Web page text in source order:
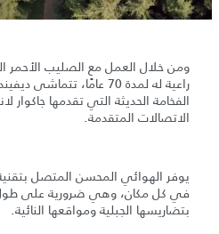
ومن خلال العمل مع الصليب الأحمر
الفخامة الحديثة التي تقدمها جاكوار
الاتصالات المتقدمة.
في كل مكان، وهي ضرورية على طول
بتضاريسها الجبلية ومواقعها النائية.